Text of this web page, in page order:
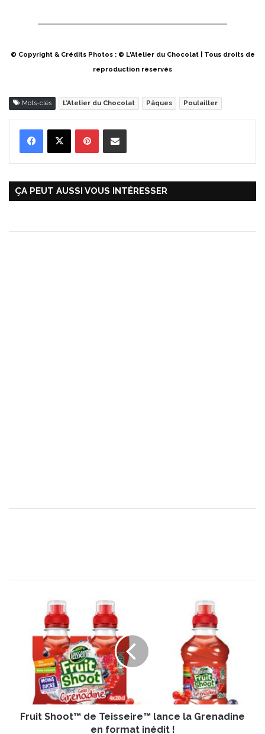
© Copyright & Crédits Photos : © L'Atelier du Chocolat | Tous droits de
reproduction réservés
Mots-clés L’Atelier du Chocolat Pâques Poulailler
ÇA PEUT AUSSI VOUS INTÉRESSER
Fruit Shoot™ de Teisseire™ lance la Grenadine
en format inédit !